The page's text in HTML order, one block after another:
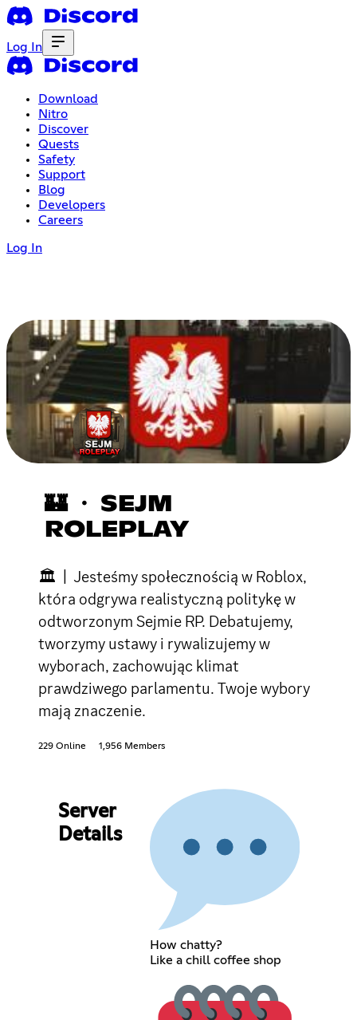
Log In
Download
Nitro
Discover
Quests
Safety
Support
Blog
Developers
Careers
Log In
🏰 ・ SEJM
ROLEPLAY
🏛 | Jesteśmy społecznością w Roblox,
która odgrywa realistyczną politykę w
odtworzonym Sejmie RP. Debatujemy,
tworzymy ustawy i rywalizujemy w
wyborach, zachowując klimat
prawdziwego parlamentu. Twoje wybory
mają znaczenie.
229 Online 1,956 Members
Server
Details
How chatty?
Like a chill coffee shop